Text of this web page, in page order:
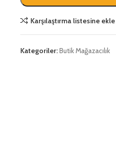
Karşılaştırma listesine ekle
Kategoriler:Butik Mağazacılık